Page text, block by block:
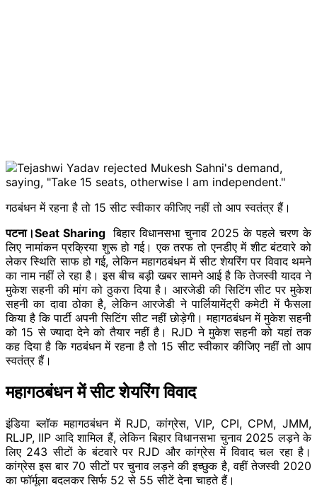
गठबंधन में रहना है तो 15 सीट स्वीकार कीजिए नहीं तो आप स्वतंत्र हैं।
पटना।Seat Sharing बिहार विधानसभा चुनाव 2025 के पहले चरण के
लिए नामांकन प्र​क्रिया शुरू हो गई। एक तरफ तो एनडीए में शीट बंटवारे को
लेकर स्थिति साफ हो गई, लेकिन महागठबंधन में सीट शेयरिंग पर विवाद थमने
का नाम नहीं ले रहा है। इस बीच बड़ी खबर सामने आई है कि तेजस्वी यादव ने
मुकेश सहनी की मांग को ठुकरा दिया है। आरजेडी की सिटिंग सीट पर मुकेश
सहनी का दावा ठोका है, लेकिन आरजेडी ने पार्लियामेंट्री कमेटी में फैसला
किया है कि पार्टी अपनी सिटिंग सीट नहीं छोड़ेगी। महागठबंधन में मुकेश सहनी
को 15 से ज्यादा देने को तैयार नहीं है। RJD ने मुकेश सहनी को यहां तक
कह दिया है कि गठबंधन में रहना है तो 15 सीट स्वीकार कीजिए नहीं तो आप
स्वतंत्र हैं।
महागठबंधन में सीट शेयरिंग विवाद
इंडिया ब्लॉक महागठबंधन में RJD, कांग्रेस, VIP, CPI, CPM, JMM,
RLJP, IIP आदि शामिल हैं, लेकिन बिहार विधानसभा चुनाव 2025 लड़ने के
लिए 243 सीटों के बंटवारे पर RJD और कांग्रेस में विवाद चल रहा है।
कांग्रेस इस बार 70 सीटों पर चुनाव लड़ने की इच्छुक है, वहीं तेजस्वी 2020
का फॉर्मूला बदलकर सिर्फ 52 से 55 सीटें देना चाहते हैं।